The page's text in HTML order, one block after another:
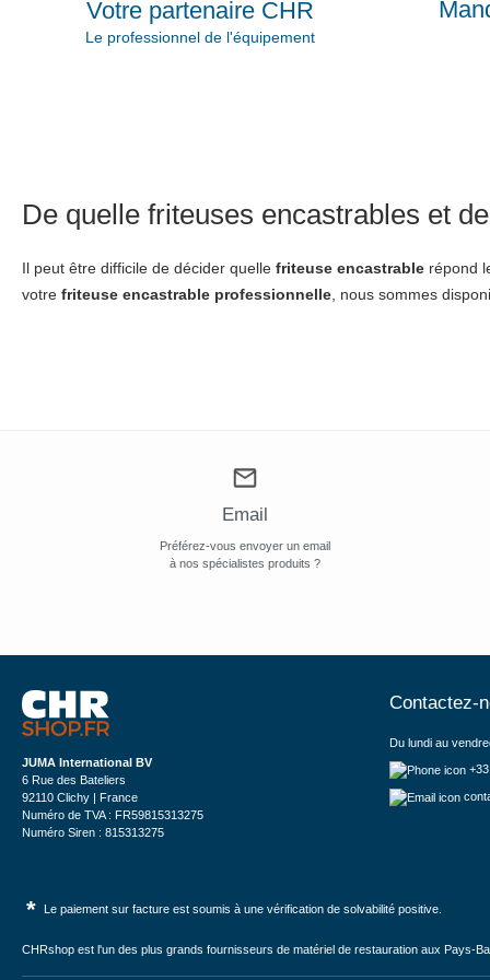
Votre partenaire CHR
Le professionnel de l'équipement
De quelle friteuses encastrables et
Il peut être difficile de décider quelle friteuse encastrable répond
votre friteuse encastrable professionnelle , nous sommes
Email
Préférez-vous envoyer un email
à nos spécialistes produits ?
JUMA International BV
6 Rue des Bateliers
92110 Clichy | France
Numéro de TVA : FR59815313275
Numéro Siren : 815313275
Contactez-
Du lundi au
* Le paiement sur facture est soumis à une vérification de solvabilité positive.
CHRshop est l'un des plus grands fournisseurs de matériel de restauration aux Pays-